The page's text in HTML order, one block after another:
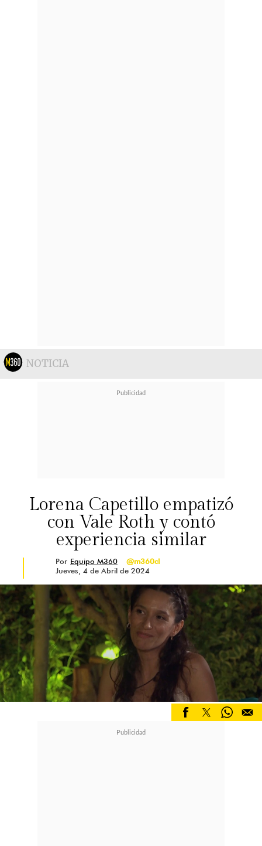
NOTICIA
Lorena Capetillo empatizó
con Vale Roth y contó
experiencia similar
Por Equipo M360
@m360cl
Jueves, 4 de Abril de 2024